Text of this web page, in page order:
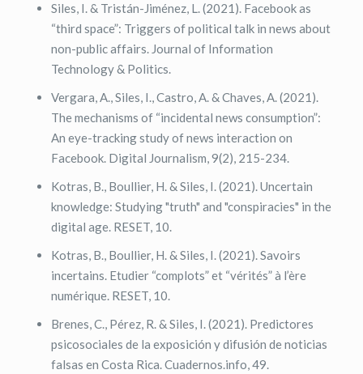
Siles, I. & Tristán-Jiménez, L. (2021). Facebook as
“third space”: Triggers of political talk in news about
non-public affairs. Journal of Information
Technology & Politics.
Vergara, A., Siles, I., Castro, A. & Chaves, A. (2021).
The mechanisms of “incidental news consumption”:
An eye-tracking study of news interaction on
Facebook. Digital Journalism, 9(2), 215-234.
Kotras, B., Boullier, H. & Siles, I. (2021). Uncertain
knowledge: Studying "truth" and "conspiracies" in the
digital age. RESET, 10.
Kotras, B., Boullier, H. & Siles, I. (2021). Savoirs
incertains. Etudier “complots” et “vérités” à l’ère
numérique. RESET, 10.
Brenes, C., Pérez, R. & Siles, I. (2021). Predictores
psicosociales de la exposición y difusión de noticias
falsas en Costa Rica. Cuadernos.info, 49.